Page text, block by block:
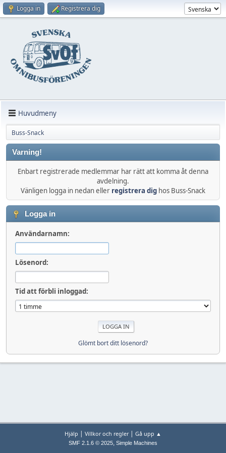
Logga in Registrera dig
Huvudmeny
Buss-Snack
Varning!
Enbart registrerade medlemmar har rätt att komma åt denna
avdelning.
Vänligen logga in nedan eller registrera dig hos Buss-Snack
Logga in
Användarnamn:
Lösenord:
Tid att förbli inloggad:
Glömt bort ditt lösenord?
Hjälp | Villkor och regler| Gå upp ▲
SMF 2.1.6 © 2025, Simple Machines